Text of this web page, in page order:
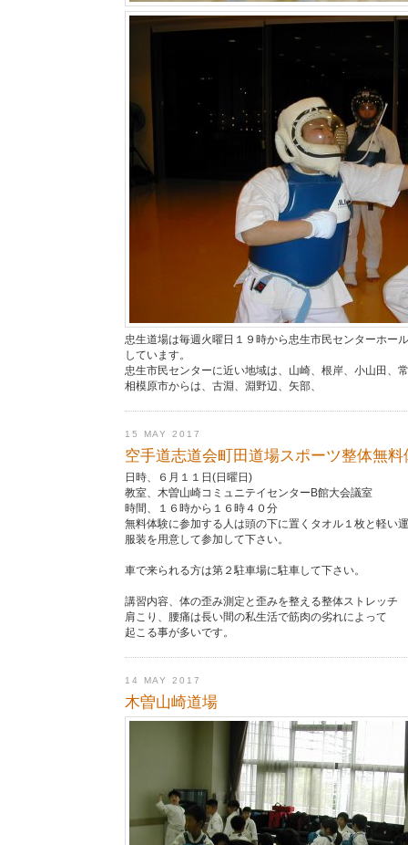
忠生道場は毎週火曜日１９時から忠生市民センターホー
しています。
忠生市民センターに近い地域は、山崎、根岸、小山田、
相模原市からは、古淵、淵野辺、矢部、
15 MAY 2017
空手道志道会町田道場スポーツ整体無料
日時、６月１１日(日曜日)
教室、木曽山崎コミュニテイセンターB館大会議室
時間、１６時から１６時４０分
無料体験に参加する人は頭の下に置くタオル１枚と軽い
服装を用意して参加して下さい。
車で来られる方は第２駐車場に駐車して下さい。
講習内容、体の歪み測定と歪みを整える整体ストレッチ
肩こり、腰痛は長い間の私生活で筋肉の劣れによって
起こる事が多いです。
14 MAY 2017
木曽山崎道場